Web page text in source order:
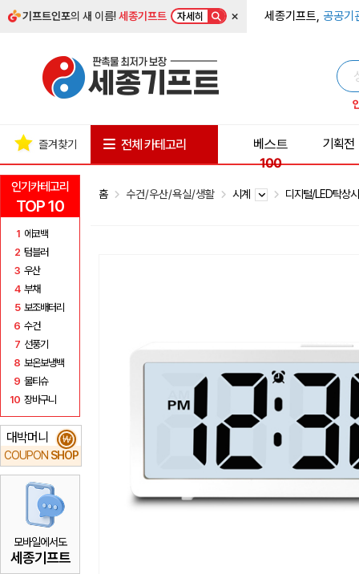
기프트인포의 새 이름!세종기프트 자세히 × 세종기프트, 공공기
인기카테고리
TOP 10
1 에코백
2 텀블러
3 우산
4 부채
5 보조배터리
6 수건
7 선풍기
8 보온보냉백
9 물티슈
10 장바구니
대박머니
COUPON SHOP
₩
모바일에서도
세종기프트
즐겨찾기 전체 카테고리
베스트
100
기획전
홈 수건/우산/욕실/생활 시계 디지털/LED탁상